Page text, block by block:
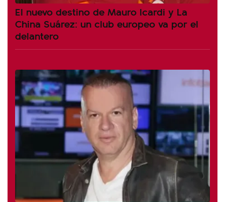
El nuevo destino de Mauro Icardi y La
China Suárez: un club europeo va por el
delantero